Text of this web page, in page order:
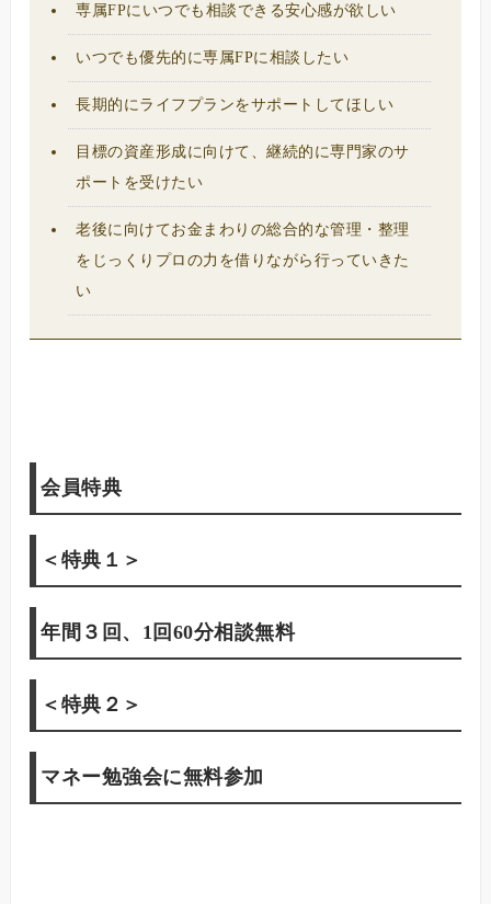
専属FPにいつでも相談できる安心感が欲しい
いつでも優先的に専属FPに相談したい
長期的にライフプランをサポートしてほしい
目標の資産形成に向けて、継続的に専門家のサ
ポートを受けたい
老後に向けてお金まわりの総合的な管理・整理
をじっくりプロの力を借りながら行っていきた
い
会員特典
＜特典１＞
年間３回、1回60分相談無料
＜特典２＞
マネー勉強会に無料参加